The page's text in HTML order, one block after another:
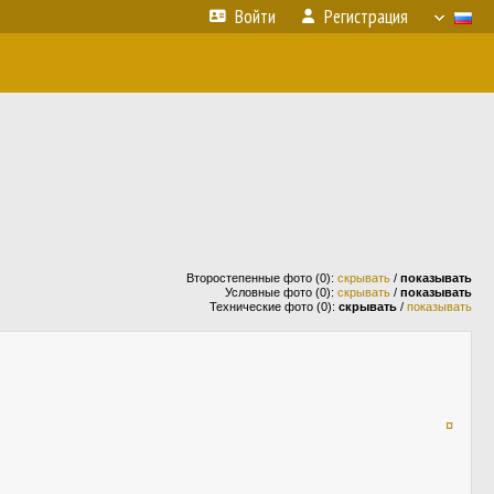
Войти Регистрация
Второстепенные фото (0): скрывать / показывать
Условные фото (0): скрывать / показывать
Технические фото (0): скрывать / показывать
¤